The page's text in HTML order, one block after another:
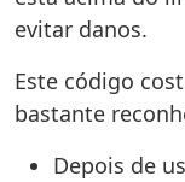
evitar danos.
Este código
bastante
Depois de